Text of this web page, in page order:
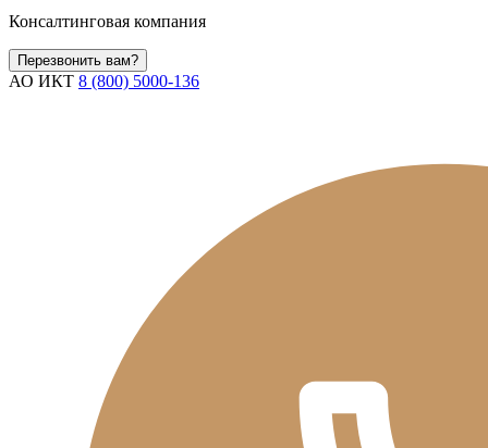
Консалтинговая компания
Перезвонить вам?
АО ИКТ 8 (800) 5000-136